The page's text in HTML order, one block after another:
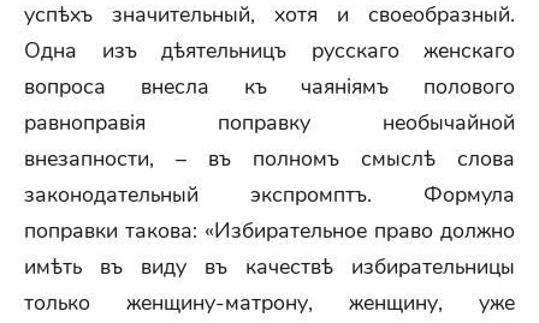
успѣхъ значительный, хотя и своеобразный.
Одна изъ дѣятельницъ русскаго женскаго
вопроса внесла къ чаяніямъ полового
равноправія поправку необычайной
внезапности, – въ полномъ смыслѣ слова
законодательный экспромптъ. Формула
поправки такова: «Избирательное право должно
имѣть въ виду въ качествѣ избирательницы
только женщину-матрону, женщину, уже